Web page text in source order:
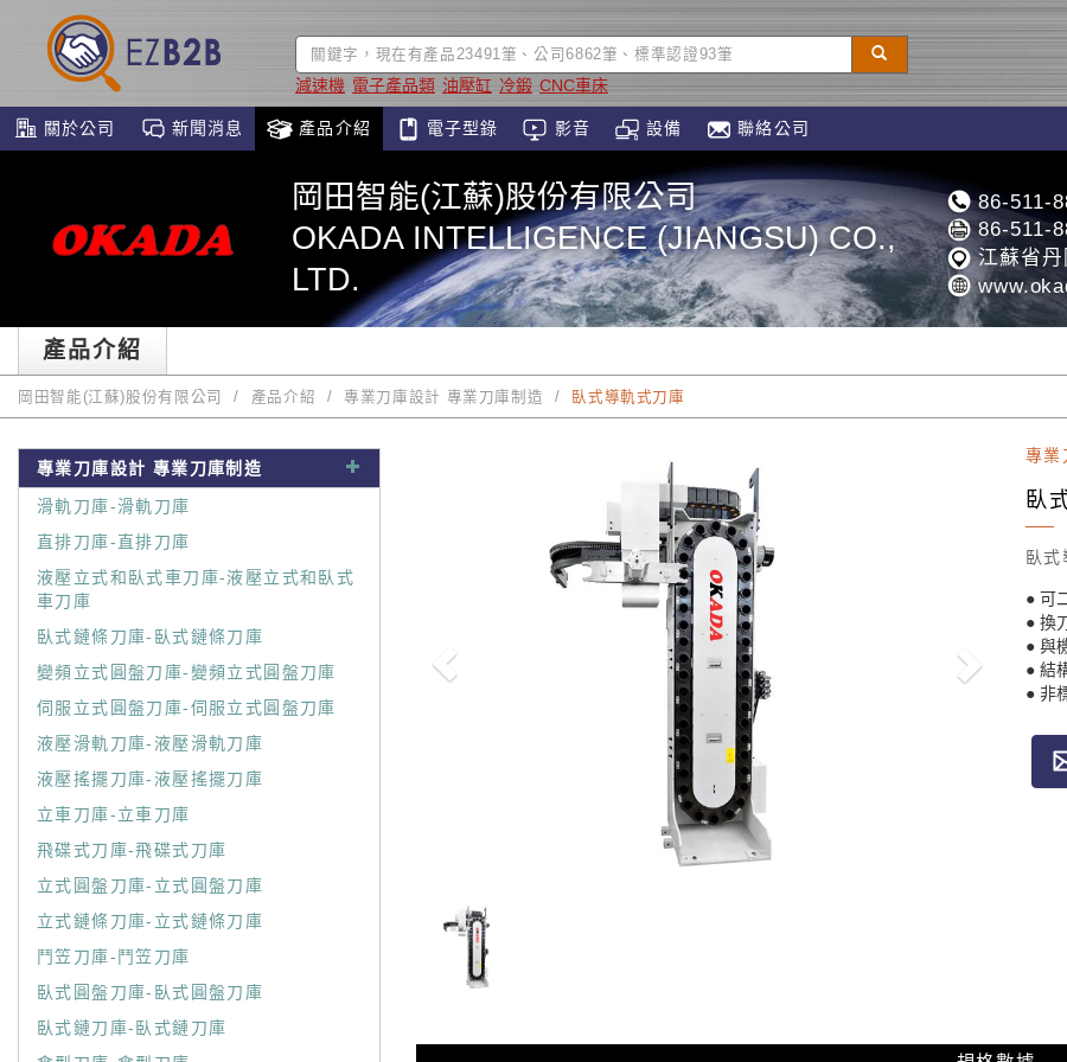
減速機 電子產品類 油壓缸 冷鍛 CNC車床
關於公司 新聞消息 產品介紹 電子型錄 影音 設備 聯絡公司
岡田智能(江蘇)股份有限公司
OKADA INTELLIGENCE (JIANGSU) CO.,
LTD.
86-511-
86-511-
江蘇省丹
產品介紹
岡田智能(江蘇)股份有限公司 產品介紹 專業刀庫設計 專業刀庫制造 臥式導軌式刀庫
專業刀庫設計 專業刀庫制造
滑軌刀庫-滑軌刀庫
直排刀庫-直排刀庫
液壓立式和臥式車刀庫-液壓立式和臥式
車刀庫
臥式鏈條刀庫-臥式鏈條刀庫
變頻立式圓盤刀庫-變頻立式圓盤刀庫
伺服立式圓盤刀庫-伺服立式圓盤刀庫
液壓滑軌刀庫-液壓滑軌刀庫
液壓搖擺刀庫-液壓搖擺刀庫
立車刀庫-立車刀庫
飛碟式刀庫-飛碟式刀庫
立式圓盤刀庫-立式圓盤刀庫
立式鏈條刀庫-立式鏈條刀庫
鬥笠刀庫-鬥笠刀庫
臥式圓盤刀庫-臥式圓盤刀庫
臥式鏈刀庫-臥式鏈刀庫
專業
臥
臥式
● 可
● 換
● 與
● 結
● 非